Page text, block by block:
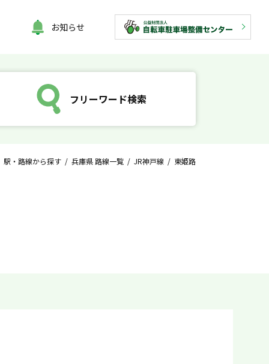
お知らせ
フリーワード検索
駅・路線から探す / 兵庫県 路線一覧 / JR神戸線 / 東姫路